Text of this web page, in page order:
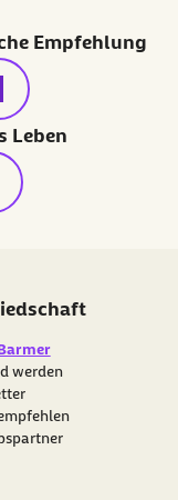
Empfehlung
Leben
werden
Link: